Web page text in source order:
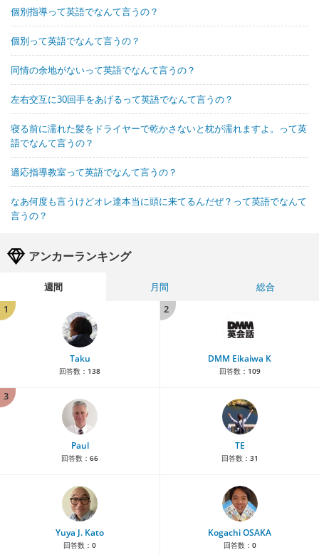
個別指導って英語でなんて言うの？
個別って英語でなんて言うの？
同情の余地がないって英語でなんて言うの？
左右交互に30回手をあげるって英語でなんて言うの？
寝る前に濡れた髪をドライヤーで乾かさないと枕が濡れますよ。って英
語でなんて言うの？
適応指導教室って英語でなんて言うの？
なあ何度も言うけどオレ達本当に頭に来てるんだぜ？って英語でなんて
言うの？
アンカーランキング
週間 月間
総合
1
Taku
回答数： 138
2
DMM Eikaiwa K
回答数： 109
3
Paul
回答数： 66
TE
回答数： 31
Yuya J. Kato
回答数： 0
Kogachi OSAKA
回答数： 0